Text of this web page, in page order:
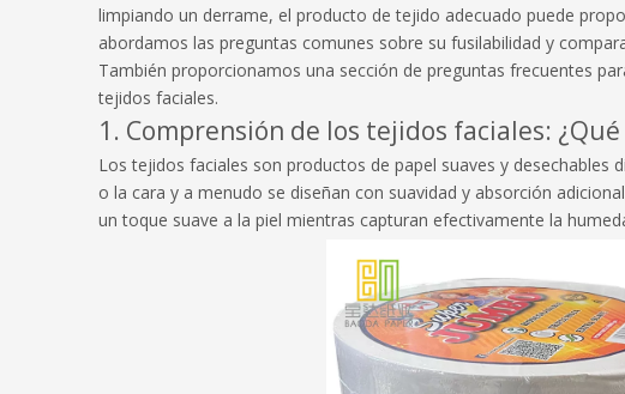
limpiando un derrame, el producto de tejido adecuado puede
abordamos las preguntas comunes sobre su fusilabilidad y
También proporcionamos una sección de preguntas frecuentes
tejidos faciales.
1. Comprensión de los tejidos faciales: ¿Qué
Los tejidos faciales son productos de papel suaves y
o la cara y a menudo se diseñan con suavidad y absorción
un toque suave a la piel mientras capturan efectivamente la